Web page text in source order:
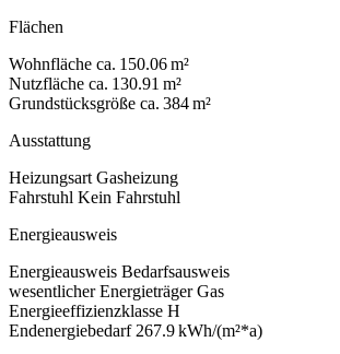
Flächen
Wohnfläche ca. 150.06 m²
Nutzfläche ca. 130.91 m²
Grundstücksgröße ca. 384 m²
Ausstattung
Heizungsart Gasheizung
Fahrstuhl Kein Fahrstuhl
Energieausweis
Energieausweis Bedarfsausweis
wesentlicher Energieträger Gas
Energieeffizienzklasse H
Endenergiebedarf 267.9 kWh/(m²*a)